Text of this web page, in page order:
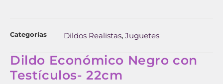
Categorías Dildos Realistas, Juguetes
Dildo Económico Negro con
Testículos- 22cm